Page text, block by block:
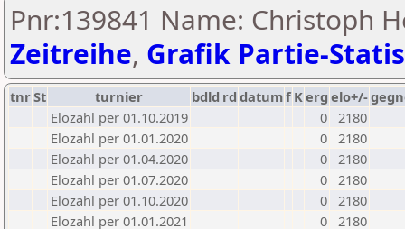
Pnr:139841 Name: Christoph
Zeitreihe, Grafik Partie-
tnrSt turnier bdld rd datumf Kerg elo+/-
Elozahl per 01.10.2019
0 2180
Elozahl per 01.01.2020
0 2180
Elozahl per 01.04.2020
0 2180
Elozahl per 01.07.2020
0 2180
Elozahl per 01.10.2020
0 2180
Elozahl per 01.01.2021
0 2180